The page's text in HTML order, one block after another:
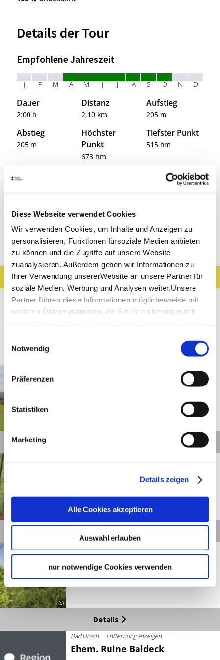
Diese Webseite verwendet Cookies
Wir verwenden Cookies, um Inhalte und Anzeigen zu
personalisieren, Funktionen fürsoziale Medien anbieten
zu können und die Zugriffe auf unsere Website
zuanalysieren. Außerdem geben wir Informationen zu
Ihrer Verwendung unsererWebsite an unsere Partner für
soziale Medien, Werbung und Analysen weiter.Unsere
Partner führen diese Informationen möglicherweise mit
weiteren Datenzusammen, die Sie ihnen bereitgestellt
Impressum
Notwendig
Präferenzen
Statistiken
Marketing
Details zeigen
Alle Cookies akzeptieren
Auswahl erlauben
nur notwendige Cookies verwenden
Zickzackweg gelangen wir wieder ins Tal. Am Ende
des Zickzackwegs biegen wir nochmals nach rechts in
Parkplatz, wo wir unsere Tour begonnen haben.
Details der Tour
Empfohlene Jahreszeit
J F M A M J J A S O N D
Dauer
2:00 h
Distanz
2,10 km
Aufstieg
205 m
Abstieg
205 m
Höchster
Punkt
673 hm
Tiefster Punkt
515 hm
Kondition
Entdeckungen entlang der Tour
Ergebnisse filtern
Karte anzeigen
Sehenswertes
Gastronomie Wein
©
Bad Urach Entfernung anzeigen
Details
Bad Urach Entfernung anzeigen
Ehem. Ruine Baldeck